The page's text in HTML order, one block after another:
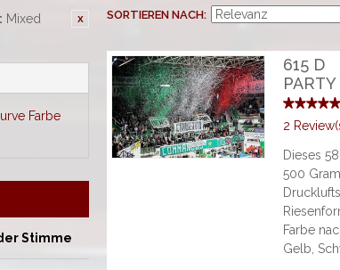
Mixed
Farbe
SORTIEREN NACH
615 D
2
Dieses
500
Farbe
Gelb,
Stimme